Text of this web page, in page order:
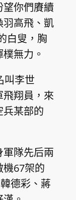
你們賡續
羽高飛、凱
白叟，胸
無力。
叫李世
翔員，來
某部的
隊先后兩
67架的
德彩、蔣